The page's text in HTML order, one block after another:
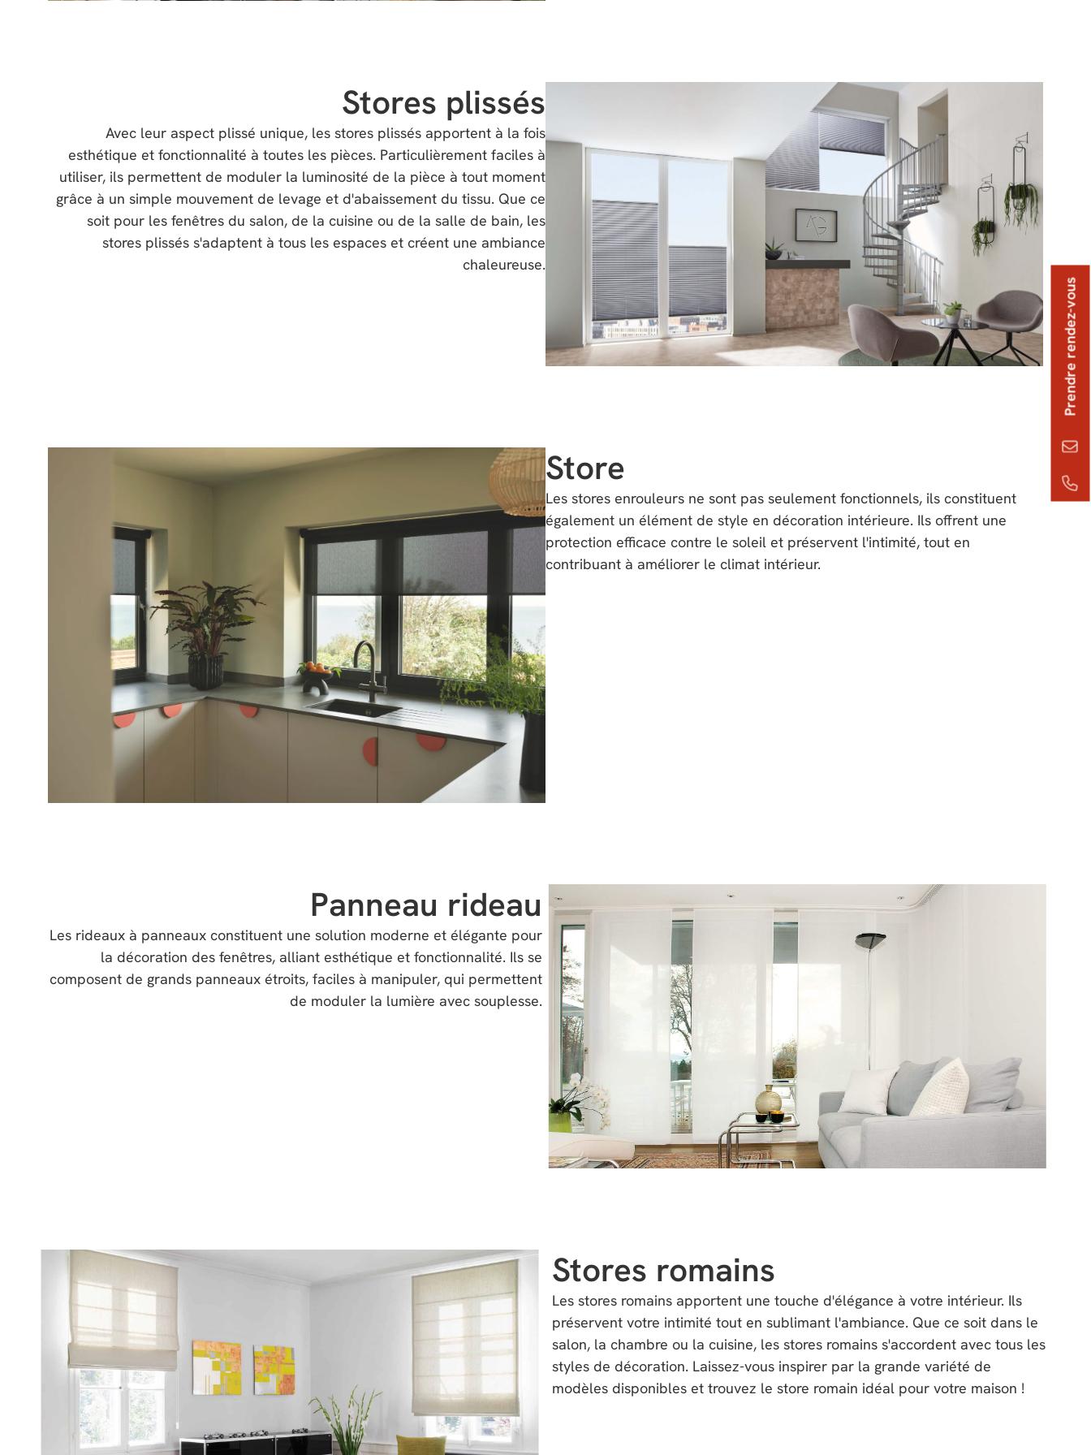
Stores plissés
Avec leur aspect plissé unique, les stores plissés apportent à la fois
esthétique et fonctionnalité à toutes les pièces. Particulièrement faciles à
utiliser, ils permettent de moduler la luminosité de la pièce à tout moment
grâce à un simple mouvement de levage et d'abaissement du tissu. Que ce
soit pour les fenêtres du salon, de la cuisine ou de la salle de bain, les
stores plissés s'adaptent à tous les espaces et créent une ambiance
chaleureuse.
Store
Les stores enrouleurs ne sont pas seulement fonctionnels, ils constituent
également un élément de style en décoration intérieure. Ils offrent une
protection efficace contre le soleil et préservent l'intimité, tout en
contribuant à améliorer le climat intérieur.
Panneau rideau
Les rideaux à panneaux constituent une solution moderne et élégante pour
la décoration des fenêtres, alliant esthétique et fonctionnalité. Ils se
composent de grands panneaux étroits, faciles à manipuler, qui permettent
de moduler la lumière avec souplesse.
Stores romains
Les stores romains apportent une touche d'élégance à votre intérieur. Ils
préservent votre intimité tout en sublimant l'ambiance. Que ce soit dans le
salon, la chambre ou la cuisine, les stores romains s'accordent avec tous les
styles de décoration. Laissez-vous inspirer par la grande variété de
modèles disponibles et trouvez le store romain idéal pour votre maison !
Prendre rendez-vous